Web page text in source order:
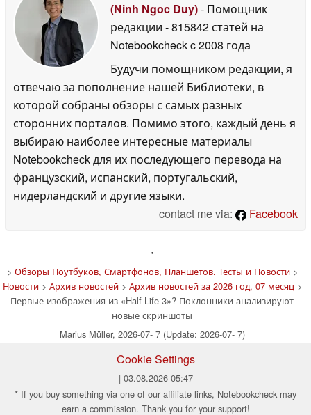
(Ninh Ngoc Duy)- Помощник
редакции - 815842 статей на
Notebookcheckc 2008 года
Будучи помощником редакции, я
отвечаю за пополнение нашей Библиотеки, в
которой собраны обзоры с самых разных
сторонних порталов. Помимо этого, каждый день я
выбираю наиболее интересные материалы
Notebookcheck для их последующего перевода на
французский, испанский, португальский,
нидерландский и другие языки.
contact me via:
Facebook
'
> Обзоры Ноутбуков, Смартфонов, Планшетов. Тесты и Новости>
Новости> Архив новостей> Архив новостей за 2026 год, 07 месяц>
Первые изображения из «Half-Life 3»? Поклонники анализируют
новые скриншоты
Marius Müller, 2026-07- 7 (Update: 2026-07- 7)
Cookie Settings
| 03.08.2026 05:47
* If you buy something via one of our affiliate links, Notebookcheck may
earn a commission. Thank you for your support!